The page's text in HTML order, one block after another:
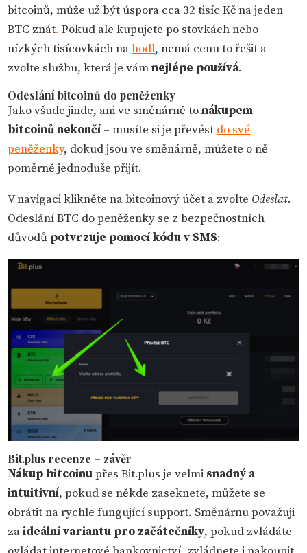
bitcoinů, může už být úspora cca 32 tisíc Kč na jeden
BTC znát. Pokud ale kupujete po stovkách nebo
nízkých tisícovkách nahodl, nemá cenu to řešit a
zvolte službu, která je vámnejlépe používá.
Odeslání bitcoinů do peněženky
Jako všude jinde, ani ve směnárně tonákupem
bitcoinů nekončí – musíte si je převést do své
peněženky, dokud jsou ve směnárně, můžete o ně
poměrně jednoduše přijít.
V navigaci klikněte na bitcoinový účet a zvolte Odeslat.
Odeslání BTC do peněženky se z bezpečnostních
důvodů potvrzuje pomocí kódu v SMS:
Bit.plus recenze – závěr
Nákup bitcoinupřes Bit.plus je velmi snadný a
intuitivní, pokud se někde zaseknete, můžete se
obrátit na rychle fungující support. Směnárnu považuji
zaideální variantu pro začátečníky, pokud zvládáte